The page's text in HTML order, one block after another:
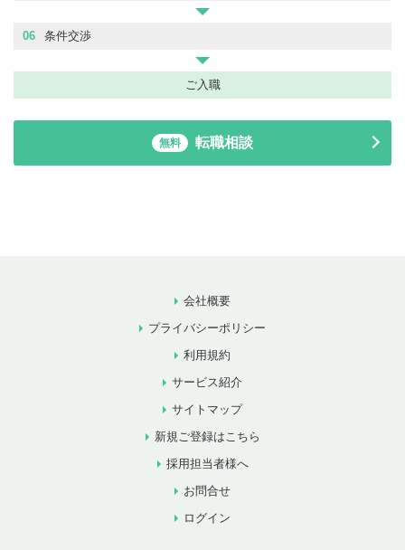
06 条件交渉
ご入職
無料 転職相談
会社概要
プライバシーポリシー
利用規約
サービス紹介
サイトマップ
新規ご登録はこちら
採用担当者様へ
お問合せ
ログイン